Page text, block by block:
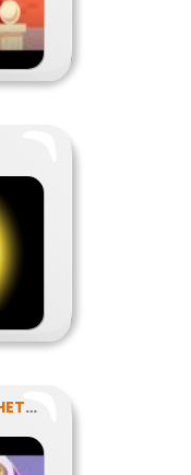
PROBLÉMA VAGY LEHETŐSÉG?